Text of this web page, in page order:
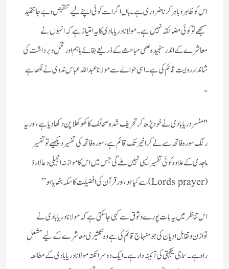
اس کو ظاہر و باہر کرنا ضروری ہے۔ ہاں اگر اسے کوئی اپنے لیے تنقیص وبے جا تنقید
سمجھے تو کوئی مضائقہ نہیں ہے ۔ مولانا دریابادی کا یہ امتیاز ہے کہ انہوں نے
معاشرے کے اندر سنجیدہ علمی مباحث کے ذریعے بقائے باہم اور تحمل و برداشت کی
شاندار روایت قائم کی ہے ۔ اسی حوالے سے مولانا عبد اللہ عباس ندوی نے لکھا ہے
۔
"مفسر دریابادی نے خود پڑھ کر تحریف شدہ صحائف کا کھوکھلا پن دکھادیا ہے ، اور یہ
رنگ سورہ فاتحہ سے لے کر اخیر تک قائم ہے ، سورہ فاتحہ کی تفسیر دیکھیے تو تفسیر
ماجدی کے علاوہ کوئی تفسیر ایسی نہیں ملے گی جس میں اس کا موازنہ انجیلی دعا لارڈ
(Lords prayer) سے کیا ہو ، اور قرآن کی افضلیت کا سکہ بٹھایا ہو”
اس تناظر میں یہ بات پورے وثوق سے کہی جاسکتی ہے کہ مولانا دریابادی نے
توازن و تقابل ادیان کی جو منہاج قائم کی ہے وہ تکثیری معاشرے کے لیے مشعل
راہ ہے ۔ سماجی یکجہتی کی آئینہ دار ہے ۔ ایک دوسرا نکتہ مولانا دریابادی کے مطالعہ